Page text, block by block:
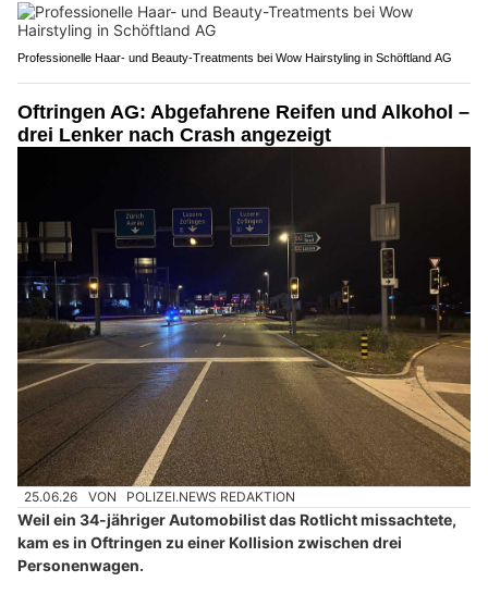
Professionelle Haar- und Beauty-Treatments bei Wow Hairstyling in Schöftland AG
Oftringen AG: Abgefahrene Reifen und Alkohol –
drei Lenker nach Crash angezeigt
25.06.26 VON POLIZEI.NEWS REDAKTION
Weil ein 34-jähriger Automobilist das Rotlicht missachtete,
kam es in Oftringen zu einer Kollision zwischen drei
Personenwagen.